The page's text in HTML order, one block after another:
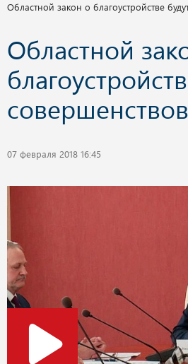
Областной закон о благоустройстве
Областной
07 февраля 2018 16:45